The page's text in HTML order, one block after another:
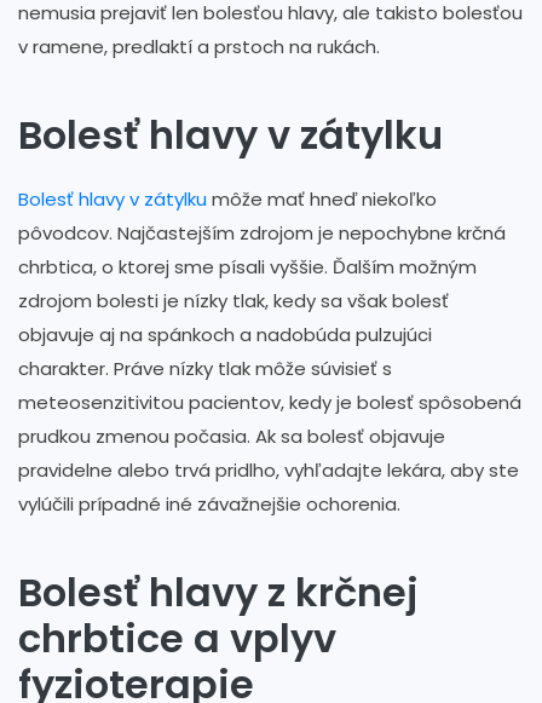
nemusia prejaviť len bolesťou hlavy, ale takisto bolesťou
v ramene, predlaktí a prstoch na rukách.
Bolesť hlavy v zátylku
Bolesť hlavy v zátylkumôže mať hneď niekoľko
pôvodcov. Najčastejším zdrojom je nepochybne krčná
chrbtica, o ktorej sme písali vyššie. Ďalším možným
zdrojom bolesti je nízky tlak, kedy sa však bolesť
objavuje aj na spánkoch a nadobúda pulzujúci
charakter. Práve nízky tlak môže súvisieť s
meteosenzitivitou pacientov, kedy je bolesť spôsobená
prudkou zmenou počasia. Ak sa bolesť objavuje
pravidelne alebo trvá pridlho, vyhľadajte lekára, aby ste
vylúčili prípadné iné závažnejšie ochorenia.
Bolesť hlavy z krčnej
chrbtice a vplyv
fyzioterapie